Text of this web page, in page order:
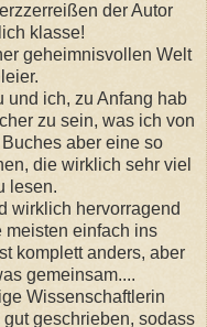
der Autor
klasse!
geheimnisvollen Welt
und ich, zu Anfang hab
zu sein, was ich von
aber eine so
die wirklich sehr viel
lesen.
wirklich hervorragend
meisten einfach ins
komplett anders, aber
gemeinsam....
Wissenschaftlerin
geschrieben, sodass